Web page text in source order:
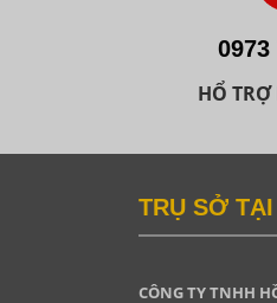
0973
HỔ
TRỤ SỞ
CÔNG TY TNHH